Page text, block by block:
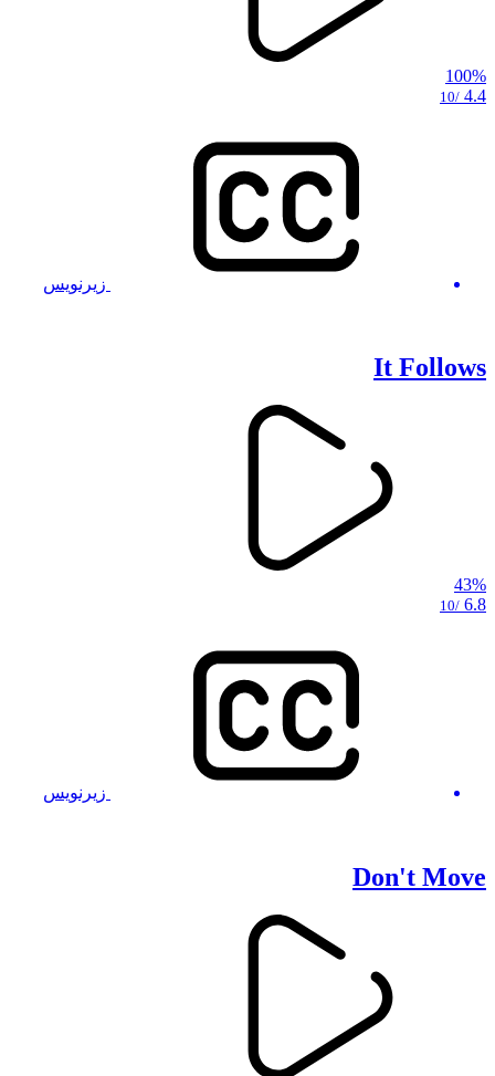
100%
4.4
/10
زیرنویس
It Follows
43%
6.8
/10
زیرنویس
Don't Move